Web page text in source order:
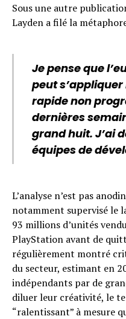
Sous une autre
Layden a filé la
Je pense que
peut
rapide non
dernières
grand huit. J’ai
équipes de
L’analyse n’est pas
notamment supervisé le
93 millions d’unités
PlayStation avant de
régulièrement montré
du secteur, estimant en
indépendants par de
diluer leur créativité, le
“ralentissant” à mesure